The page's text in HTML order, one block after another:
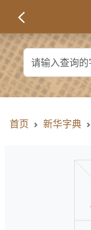
首页 新华字典